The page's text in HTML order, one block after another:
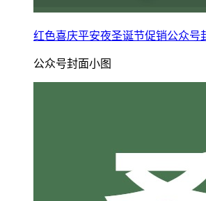
红色喜庆平安夜圣诞节促销公众号
公众号封面小图